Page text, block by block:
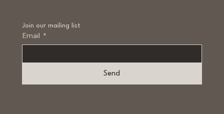
Join our mailing list
Email *
Send